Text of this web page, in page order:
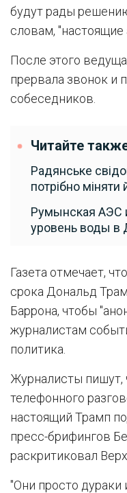
будут рады
словам,
После этого
прервала звонок и
собеседников.
Читайте
Радянське
потрібно міняти
Румынская АЭС
уровень воды в
Газета отмечает,
срока Дональд
Баррона, чтобы
журналистам
политика.
Журналисты пишут,
телефонного
настоящий Трамп
пресс-брифингов
раскритиковал
"Они просто